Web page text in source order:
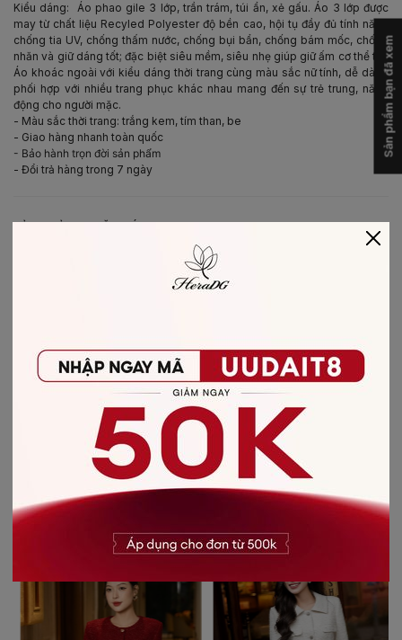
Kiểu dáng: Áo phao gile 3 lớp, trần trám, túi ẩn, xẻ gấu. Áo 3 lớp được
may từ chất liệu Recyled Polyester độ bền cao, hội tụ đầy đủ tính năng
chống tia UV, chống thấm nước, chống bụi bẩn, chống bám mốc, chống
nhăn và giữ dáng tốt; đặc biệt siêu mềm, siêu nhẹ giúp giữ ấm cơ thể tốt.
Áo khoác ngoài với kiểu dáng thời trang cùng màu sắc nữ tính, dễ dàng
phối hợp với nhiều trang phục khác nhau mang đến sự trẻ trung, năng
động cho người mặc.
- Màu sắc thời trang: trắng kem, tím than, be
- Giao hàng nhanh toàn quốc
- Bảo hành trọn đời sản phẩm
- Đổi trả hàng trong 7 ngày
BẢO QUẢN & CHĂM SÓC -
- Không giặt sản phẩm với thuốc tẩy có chứa Clo
- Không nên giặt chung các sản phẩm khác màu với nhau
CHẤT LIỆU SẢN PHẨM
Vải Recycled Polyester
CÓ THỂ BẠN SẼ THÍCH
Sản phẩm bạn đã xem